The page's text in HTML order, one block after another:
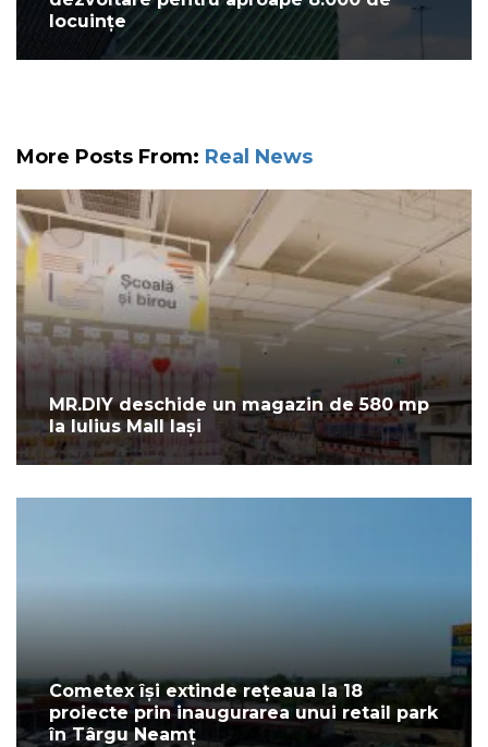
locuințe
More Posts From: Real News
MR.DIY deschide un magazin de 580 mp
la Iulius Mall Iași
Cometex își extinde rețeaua la 18
proiecte prin inaugurarea unui retail park
în Târgu Neamț